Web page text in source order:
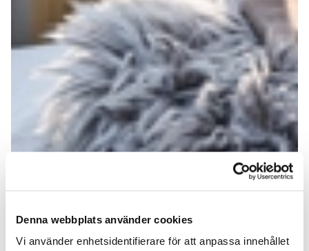
Denna webbplats använder cookies
Vi använder enhetsidentifierare för att anpassa innehållet